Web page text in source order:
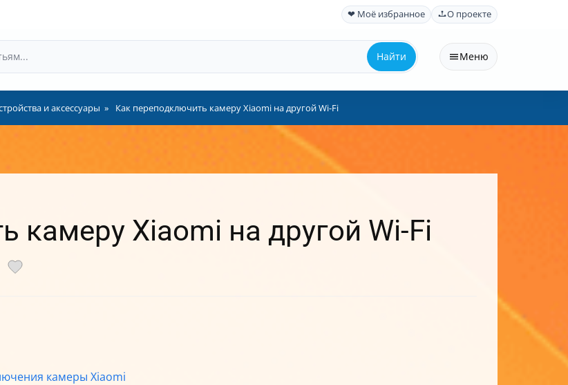
❤ Моё избранное О проекте
Найти Меню
и аксессуары Как переподключить камеру Xiaomi на другой Wi-Fi
камеру Xiaomi на другой Wi-Fi
камеры Xiaomi